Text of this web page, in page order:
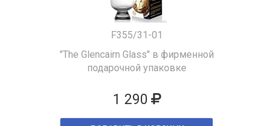
F355/31-01
"The Glencairn Glass" в фирменной
подарочной упаковке
1 290